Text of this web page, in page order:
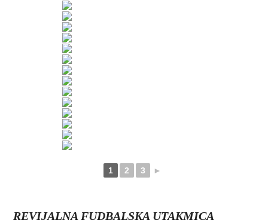
1 2 3 ►
REVIJALNA FUDBALSKA UTAKMICA